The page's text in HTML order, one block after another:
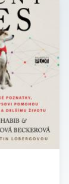
Dr. Karen
Beckerová